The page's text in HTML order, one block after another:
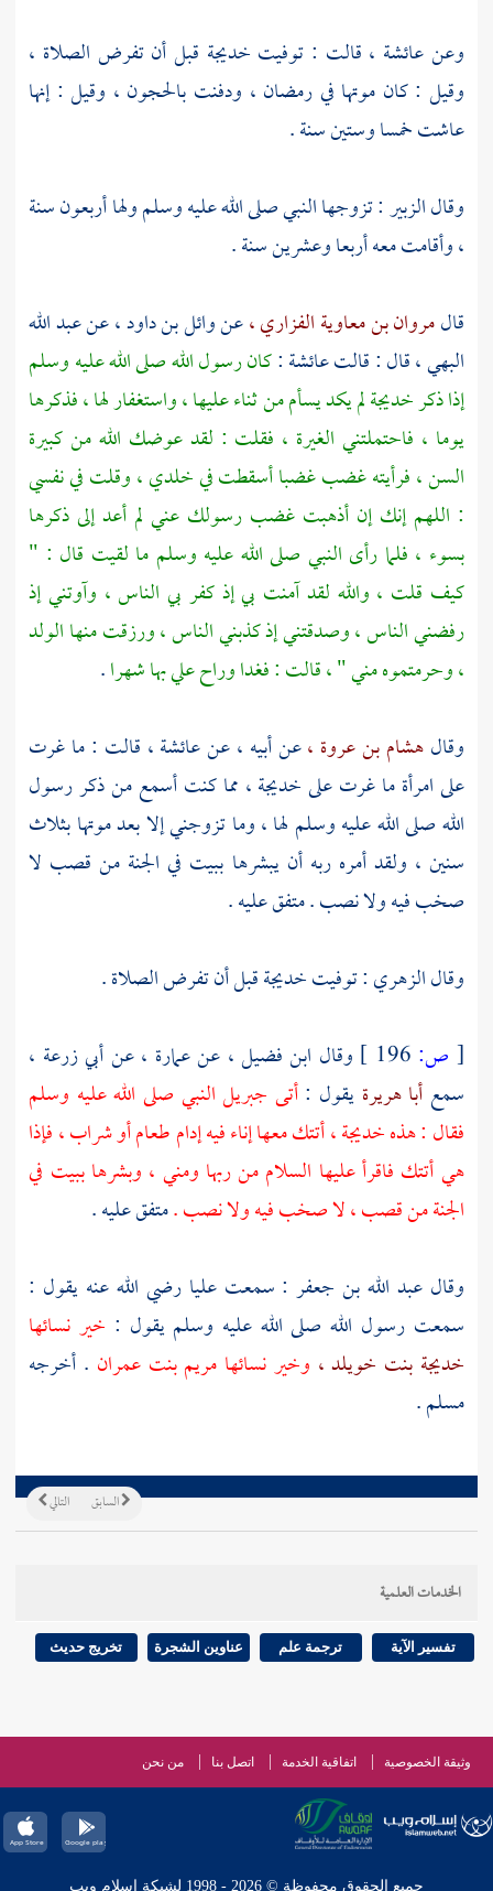
وعنعائشة ، قالت : توفيت خديجة قبل أن تفرض الصلاة ،
وقيل : كان موتها في رمضان ، ودفنت بالحجون ، وقيل : إنها
عاشت خمسا وستين سنة .
وقالالزبير: تزوجها النبي صلى الله عليه وسلم ولها أربعون سنة
، وأقامت معه أربعا وعشرين سنة .
قالمروان بن معاوية الفزاري ،عنوائل بن داود ،عنعبد الله
البهي ،قال : قالتعائشة:كان رسول الله صلى الله عليه وسلم
إذا ذكرخديجةلم يكد يسأم من ثناء عليها ، واستغفار لها ، فذكرها
يوما ، فاحتملتني الغيرة ، فقلت : لقد عوضك الله من كبيرة
السن ، فرأيته غضب غضبا أسقطت في خلدي ، وقلت في نفسي
: اللهم إنك إن أذهبت غضب رسولك عني لم أعد إلى ذكرها
بسوء ، فلما رأى النبي صلى الله عليه وسلم ما لقيت قال : "
كيف قلت ، والله لقد آمنت بي إذ كفر بي الناس ، وآوتني إذ
رفضني الناس ، وصدقتني إذ كذبني الناس ، ورزقت منها الولد
، وحرمتموه مني " ، قالت : فغدا وراح علي بها شهرا.
وقالهشام بن عروة ،عن أبيه ، عنعائشة ، قالت : ما غرت
على امرأة ما غرت علىخديجة ، مما كنت أسمع من ذكر رسول
الله صلى الله عليه وسلم لها ، وما تزوجني إلا بعد موتها بثلاث
سنين ، ولقد أمره ربه أن يبشرها ببيت في الجنة من قصب لا
صخب فيه ولا نصب . متفق عليه .
وقالالزهري: توفيتخديجةقبل أن تفرض الصلاة .
[ ص: وقال ابن فضيل ، عنعمارة ،عنأبي زرعة ،
سمع أبا هريرةيقول :أتى جبريلالنبي صلى الله عليه وسلم
فقال : هذهخديجة ،أتتك معها إناء فيه إدام طعام أو شراب ، فإذا
هي أتتك فاقرأ عليها السلام من ربها ومني ، وبشرها ببيت في
الجنة من قصب ، لا صخب فيه ولا نصب .متفق عليه .
وقالعبد الله بن جعفر : سمعتعليارضي الله عنه يقول :
سمعت رسول الله صلى الله عليه وسلم يقول : خير نسائها
خديجة بنت خويلد ، وخير نسائها مريم بنت عمران . أخرجه
مسلم.
التالي السابق
الخدمات العلمية
تفسير الآية ترجمة علم عناوين الشجرة تخريج حديث
وثيقة الخصوصية اتفاقية الخدمة اتصل بنا من نحن
جميع الحقوق محفوظة © 2026 - 1998 لشبكة إسلام ويب